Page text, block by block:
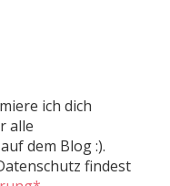
ich dich
alle
dem Blog :).
findest